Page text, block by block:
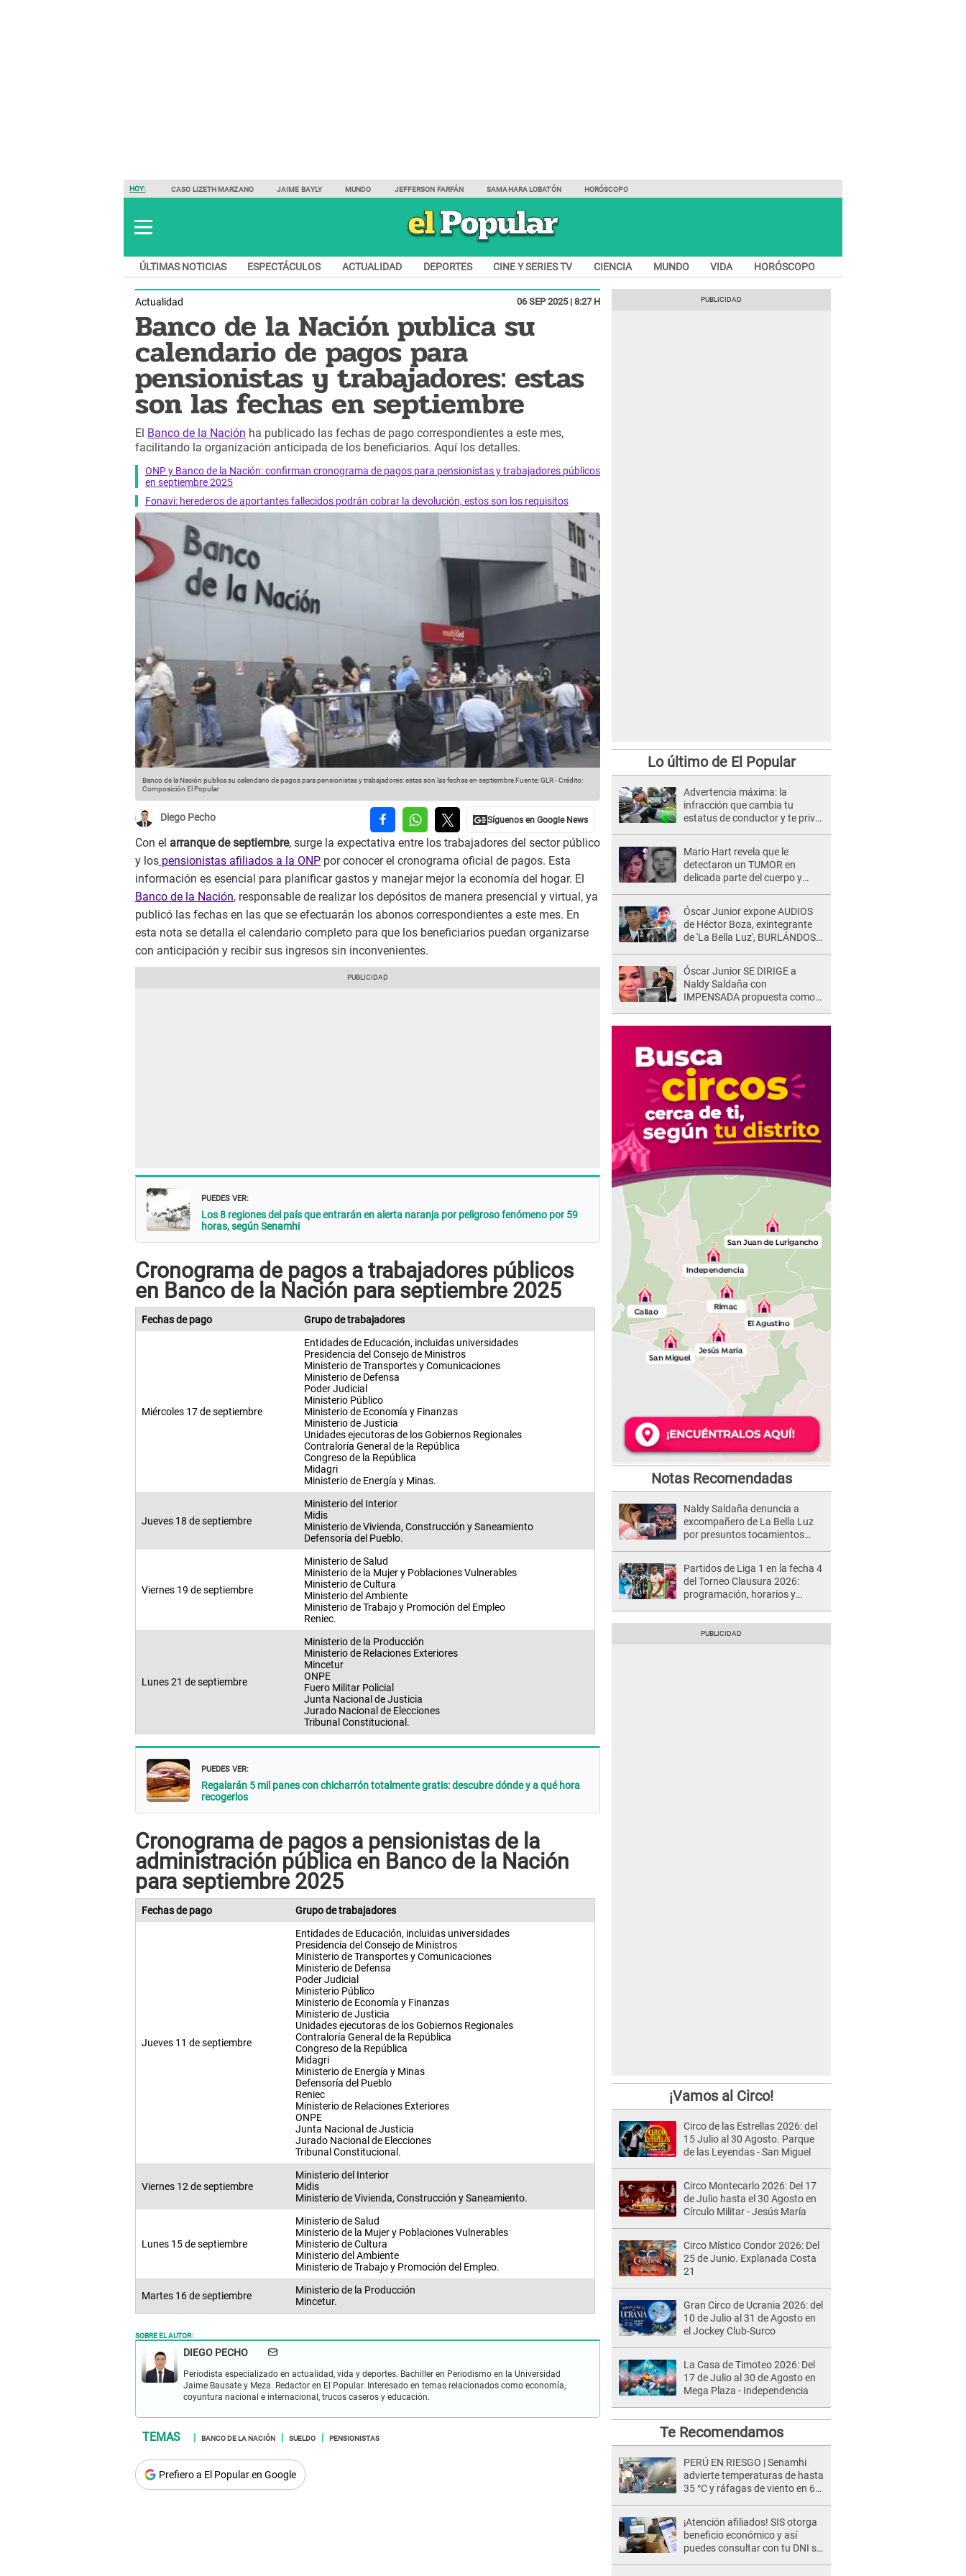
HOY: CASO LIZETH MARZANO JAIME BAYLY MUNDO JEFFERSON FARFÁN SAMAHARA LOBATÓN HORÓSCOPO
ÚLTIMAS NOTICIAS ESPECTÁCULOS ACTUALIDAD DEPORTES CINE Y SERIES TV CIENCIA MUNDO VIDA HORÓSCOPO
Actualidad 06 SEP 2025 | 8:27 H
Banco de la Nación publica su
calendario de pagos para
pensionistas y trabajadores: estas
son las fechas en septiembre
El Banco de la Nación ha publicado las fechas de pago correspondientes a este mes,
facilitando la organización anticipada de los beneficiarios. Aquí los detalles.
ONP y Banco de la Nación: confirman cronograma de pagos para pensionistas y trabajadores públicos
en septiembre 2025
Fonavi: herederos de aportantes fallecidos podrán cobrar la devolución, estos son los requisitos
Banco de la Nación publica su calendario de pagos para pensionistas y trabajadores: estas son las fechas en septiembre Fuente: GLR-Crédito:
Composición El Popular
Diego Pecho
Con el arranque de septiembre, surge la expectativa entre los trabajadores del sector público
y los pensionistas afiliados a la ONP por conocer el cronograma oficial de pagos. Esta
información es esencial para planificar gastos y manejar mejor la economía del hogar. El
Banco de la Nación, responsable de realizar los depósitos de manera presencial y virtual, ya
publicó las fechas en las que se efectuarán los abonos correspondientes a este mes. En
esta nota se detalla el calendario completo para que los beneficiarios puedan organizarse
con anticipación y recibir sus ingresos sin inconvenientes.
PUEDES VER:
Los 8 regiones del país que entrarán en alerta naranja por peligroso fenómeno por 59
horas, según Senamhi
Cronograma de pagos a trabajadores públicos
en Banco de la Nación para septiembre 2025
Fechas de pago Grupo de trabajadores
Miércoles 17 de septiembre
Entidades de Educación, incluidas universidades
Presidencia del Consejo de Ministros
Ministerio de Transportes y Comunicaciones
Ministerio de Defensa
Poder Judicial
Ministerio Público
Ministerio de Economía y Finanzas
Ministerio de Justicia
Unidades ejecutoras de los Gobiernos Regionales
Contraloría General de la República
Congreso de la República
Midagri
Ministerio de Energía y Minas.
Jueves 18 de septiembre
Ministerio del Interior
Midis
Ministerio de Vivienda, Construcción y Saneamiento
Defensoría del Pueblo.
Viernes 19 de septiembre
Ministerio de Salud
Ministerio de la Mujer y Poblaciones Vulnerables
Ministerio de Cultura
Ministerio del Ambiente
Ministerio de Trabajo y Promoción del Empleo
Reniec.
Lunes 21 de septiembre
Ministerio de la Producción
Ministerio de Relaciones Exteriores
Mincetur
ONPE
Fuero Militar Policial
Junta Nacional de Justicia
Jurado Nacional de Elecciones
Tribunal Constitucional.
PUEDES VER:
Regalarán 5 mil panes con chicharrón totalmente gratis: descubre dónde y a qué hora
recogerlos
Cronograma de pagos a pensionistas de la
administración pública en Banco de la Nación
para septiembre 2025
Fechas de pago Grupo de trabajadores
Jueves 11 de septiembre
Entidades de Educación, incluidas universidades
Presidencia del Consejo de Ministros
Ministerio de Transportes y Comunicaciones
Ministerio de Defensa
Poder Judicial
Ministerio Público
Ministerio de Economía y Finanzas
Ministerio de Justicia
Unidades ejecutoras de los Gobiernos Regionales
Contraloría General de la República
Congreso de la República
Midagri
Ministerio de Energía y Minas
Defensoría del Pueblo
Reniec
Ministerio de Relaciones Exteriores
ONPE
Junta Nacional de Justicia
Jurado Nacional de Elecciones
Tribunal Constitucional.
Viernes 12 de septiembre
Ministerio del Interior
Midis
Ministerio de Vivienda, Construcción y Saneamiento.
Lunes 15 de septiembre
Ministerio de Salud
Ministerio de la Mujer y Poblaciones Vulnerables
Ministerio de Cultura
Ministerio del Ambiente
Ministerio de Trabajo y Promoción del Empleo.
Martes 16 de septiembre
Ministerio de la Producción
Mincetur.
SOBRE EL AUTOR:
DIEGO PECHO
Periodista especializado en actualidad, vida y deportes. Bachiller en Periodismo en la Universidad
Jaime Bausate y Meza. Redactor en El Popular. Interesado en temas relacionados como economía,
coyuntura nacional e internacional, trucos caseros y educación.
BANCO DE LA NACIÓN SUELDO PENSIONISTAS
Prefiero a El Popular en Google
Lo último de El Popular
Advertencia máxima: la
infracción que cambia tu
estatus de conductor y te priva
Mario Hart revela que le
detectaron un TUMOR en
delicada parte del cuerpo y
muy fuertes..."
Óscar Junior expone AUDIOS
de Héctor Boza, exintegrante
de 'La Bella Luz', BURLÁNDOSE
de maltrato: "Grábame..."
Óscar Junior SE DIRIGE a
Naldy Saldaña con
IMPENSADA propuesta como
Notas Recomendadas
Naldy Saldaña denuncia a
excompañero de La Bella Luz
por presuntos tocamientos
Partidos de Liga 1 en la fecha 4
del Torneo Clausura 2026:
programación, horarios y
¡Vamos al Circo!
Circo de las Estrellas 2026: del
15 Julio al 30 Agosto. Parque
de las Leyendas - San Miguel
Circo Montecarlo 2026: Del 17
de Julio hasta el 30 Agosto en
Círculo Militar - Jesús María
Circo Místico Condor 2026: Del
25 de Junio. Explanada Costa
21
Gran Circo de Ucrania 2026: del
10 de Julio al 31 de Agosto en
el Jockey Club-Surco
La Casa de Timoteo 2026: Del
17 de Julio al 30 de Agosto en
Mega Plaza - Independencia
Te Recomendamos
PERÚ EN RIESGO | Senamhi
advierte temperaturas de hasta
35 °C y ráfagas de viento en 6
¡Atención afiliados! SIS otorga
beneficio económico y así
puedes consultar con tu DNI si